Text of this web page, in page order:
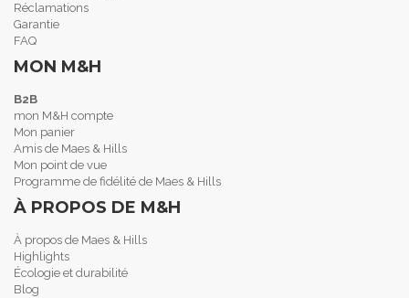
Réclamations
Garantie
FAQ
MON M&H
B2B
mon M&H compte
Mon panier
Amis de Maes & Hills
Mon point de vue
Programme de fidélité de Maes & Hills
À PROPOS DE M&H
À propos de Maes & Hills
Highlights
Écologie et durabilité
Blog